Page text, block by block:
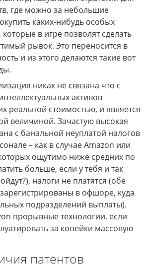
где можно за небольшие
каких-нибудь особых
в игре позволят сделать
рывок. Это переносится в
и из этого делаются такие вот
никак не связана что с
активов
реальной стоимостью, и является
величиной. Зачастую высокая
с банальной неуплатой налогов
– как в случае Amazon или
ощутимо ниже средних по
больше, если у тебя и так
налоги не платятся (обе
в офшоре, куда
подразделений выплаты).
прорывные технологии, если
за копейки массовую
патентов